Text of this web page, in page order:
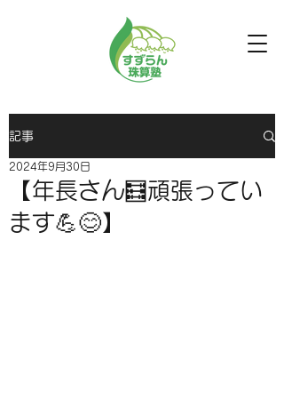
記事
【年長さん🧮頑張ってい
ます💪😊】
2024年9月30日